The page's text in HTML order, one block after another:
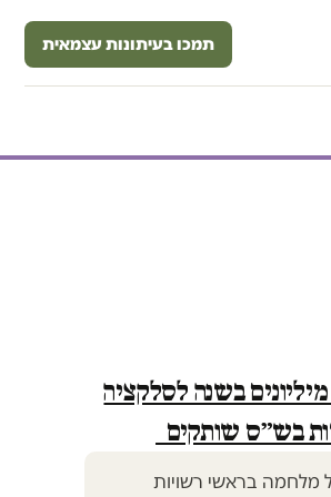
תמכו בעיתונות עצמאית
בשנה לסלקציה
בש״ס שותקים
מלחמה בראשי רשויות